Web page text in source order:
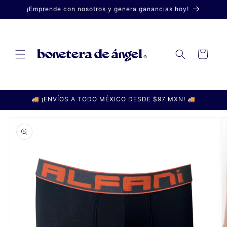
directamente
al contenido
¡Emprende con nosotros y genera ganancias hoy!
Carrito
🚚 ¡ENVÍOS A TODO MÉXICO DESDE $97 MXN! 🚚
información